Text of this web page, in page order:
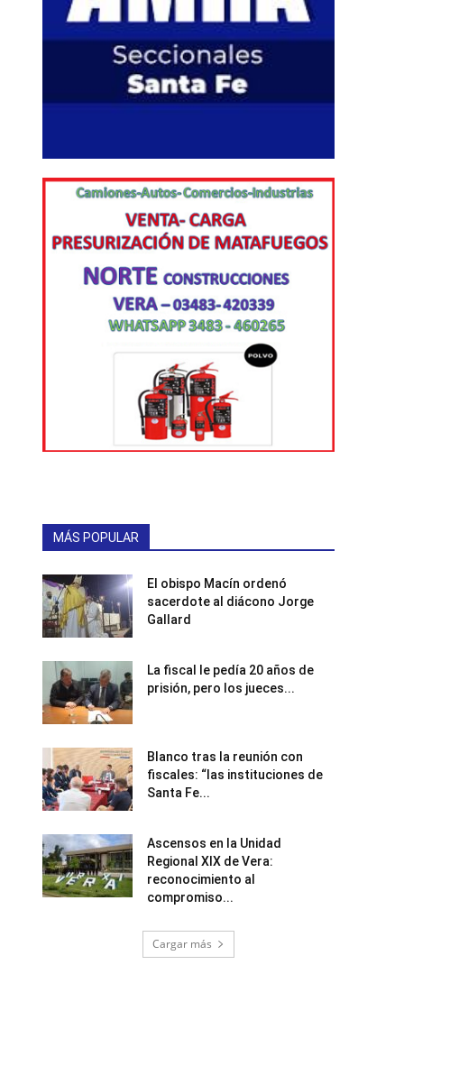
MÁS POPULAR
El obispo Macín ordenó
sacerdote al diácono Jorge
Gallard
La fiscal le pedía 20 años de
prisión, pero los jueces...
Blanco tras la reunión con
fiscales: “las instituciones de
Santa Fe...
Ascensos en la Unidad
Regional XIX de Vera:
reconocimiento al
compromiso...
Cargar más